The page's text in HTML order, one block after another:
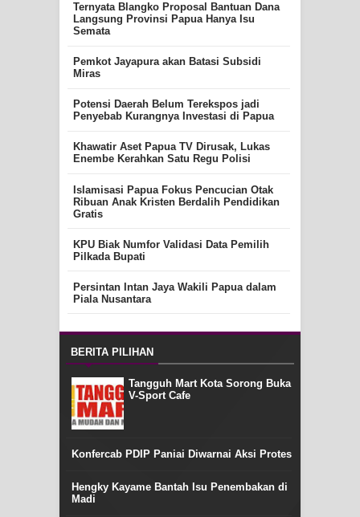
Ternyata Blangko Proposal Bantuan Dana
Langsung Provinsi Papua Hanya Isu
Semata
Pemkot Jayapura akan Batasi Subsidi
Miras
Potensi Daerah Belum Terekspos jadi
Penyebab Kurangnya Investasi di Papua
Khawatir Aset Papua TV Dirusak, Lukas
Enembe Kerahkan Satu Regu Polisi
Islamisasi Papua Fokus Pencucian Otak
Ribuan Anak Kristen Berdalih Pendidikan
Gratis
KPU Biak Numfor Validasi Data Pemilih
Pilkada Bupati
Persintan Intan Jaya Wakili Papua dalam
Piala Nusantara
BERITA PILIHAN
Tangguh Mart Kota Sorong Buka
V-Sport Cafe
Konfercab PDIP Paniai Diwarnai Aksi Protes
Hengky Kayame Bantah Isu Penembakan di
Madi